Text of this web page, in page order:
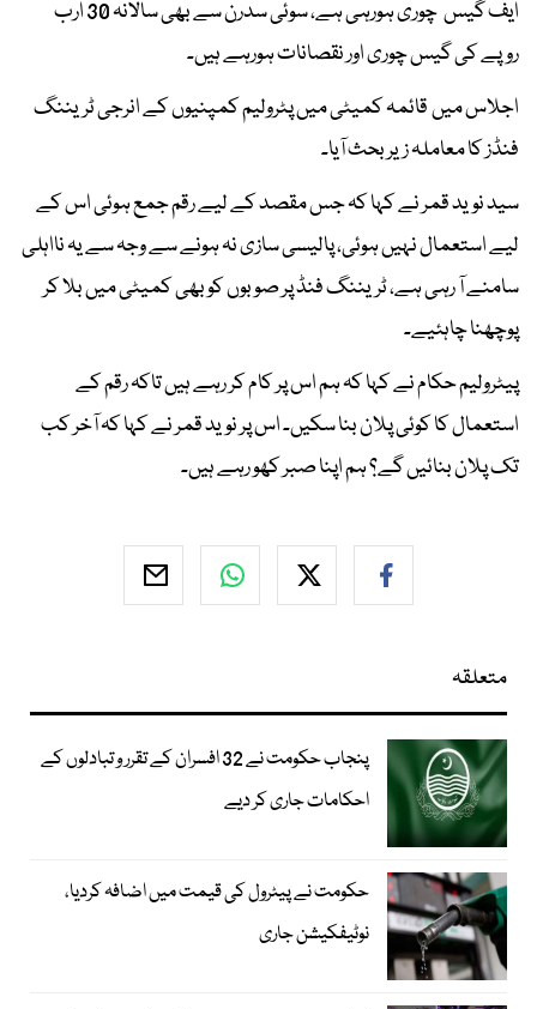
ایف گیس چوری ہورہی ہے، سوئی سدرن سے بھی سالانہ 30 ارب
روپے کی گیس چوری اور نقصانات ہورہے ہیں۔
اجلاس میں قائمہ کمیٹی میں پٹرولیم کمپنیوں کے انرجی ٹریننگ
فنڈز کا معاملہ زیر بحث آیا۔
سید نوید قمر نے کہا کہ جس مقصد کے لیے رقم جمع ہوئی اس کے
لیے استعمال نہیں ہوئی، پالیسی سازی نہ ہونے سے وجہ سے یہ نااہلی
سامنے آ رہی ہے، ٹریننگ فنڈ پر صوبوں کو بھی کمیٹی میں بلا کر
پوچھنا چاہئیے۔
پیٹرولیم حکام نے کہا کہ ہم اس پر کام کر رہے ہیں تاکہ رقم کے
استعمال کا کوئی پلان بنا سکیں۔ اس پر نوید قمر نے کہا کہ آخر کب
تک پلان بنائیں گے؟ ہم اپنا صبر کھو رہے ہیں۔
متعلقہ
پنجاب حکومت نے 32 افسران کے تقرر و تبادلوں کے
احکامات جاری کر دیے
حکومت نے پیٹرول کی قیمت میں اضافہ کردیا،
نوٹیفکیشن جاری